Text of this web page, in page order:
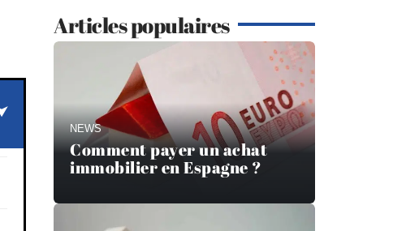
Articles populaires
NEWS
Comment payer un achat
immobilier en Espagne ?